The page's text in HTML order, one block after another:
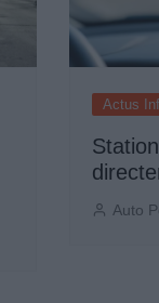
Actus
Auto